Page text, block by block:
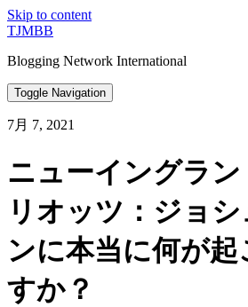
Skip to content
TJMBB
Blogging Network International
Toggle Navigation
7月 7, 2021
ニューイングラン
リオッツ：ジョ
ンに本当に何が
すか？